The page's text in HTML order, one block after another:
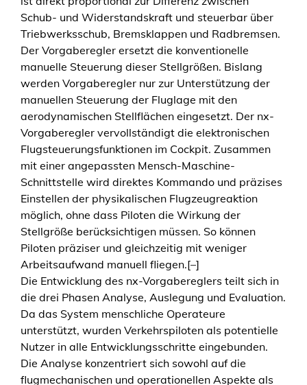
t
r
a
g
z
u
m
r
e
g
l
e
r
g
e
s
t
ü
t
z
t
e
n
Schub- und Widerstandskraft und steuerbar über
Triebwerksschub, Bremsklappen und Radbremsen.
Der Vorgaberegler ersetzt die konventionelle
manuelle Steuerung dieser Stellgrößen. Bislang
werden Vorgaberegler nur zur Unterstützung der
manuellen Steuerung der Fluglage mit den
aerodynamischen Stellflächen eingesetzt. Der nx-
Vorgaberegler vervollständigt die elektronischen
Flugsteuerungsfunktionen im Cockpit. Zusammen
mit einer angepassten Mensch-Maschine-
Schnittstelle wird direktes Kommando und präzises
Einstellen der physikalischen Flugzeugreaktion
möglich, ohne dass Piloten die Wirkung der
Stellgröße berücksichtigen müssen. So können
Piloten präziser und gleichzeitig mit weniger
Arbeitsaufwand manuell fliegen.[–]
Die Entwicklung des nx-Vorgabereglers teilt sich in
die drei Phasen Analyse, Auslegung und Evaluation.
Da das System menschliche Operateure
unterstützt, wurden Verkehrspiloten als potentielle
Nutzer in alle Entwicklungsschritte eingebunden.
Die Analyse konzentriert sich sowohl auf die
flugmechanischen und operationellen Aspekte als